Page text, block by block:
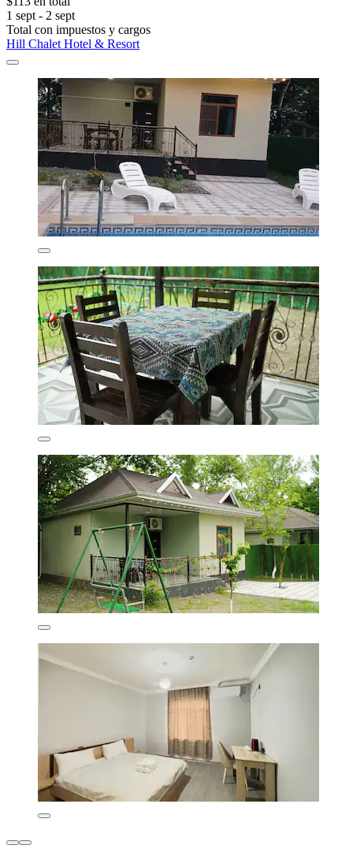
1 sept - 2 sept
Total con impuestos y cargos
Hill Chalet Hotel & Resort